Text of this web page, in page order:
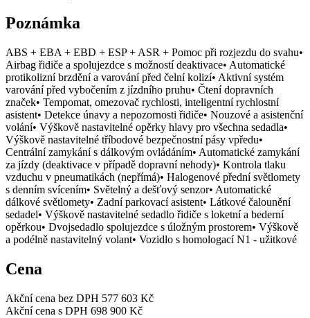
Poznámka
ABS + EBA + EBD + ESP + ASR + Pomoc při rozjezdu do svahu•
Airbag řidiče a spolujezdce s možností deaktivace• Automatické
protikolizní brzdění a varování před čelní kolizí• Aktivní systém
varování před vybočením z jízdního pruhu• Čtení dopravních
značek• Tempomat, omezovač rychlosti, inteligentní rychlostní
asistent• Detekce únavy a nepozornosti řidiče• Nouzové a asistenční
volání• Výškově nastavitelné opěrky hlavy pro všechna sedadla•
Výškově nastavitelné tříbodové bezpečnostní pásy vpředu•
Centrální zamykání s dálkovým ovládáním• Automatické zamykání
za jízdy (deaktivace v případě dopravní nehody)• Kontrola tlaku
vzduchu v pneumatikách (nepřímá)• Halogenové přední světlomety
s denním svícením• Světelný a dešťový senzor• Automatické
dálkové světlomety• Zadní parkovací asistent• Látkové čalounění
sedadel• Výškově nastavitelné sedadlo řidiče s loketní a bederní
opěrkou• Dvojsedadlo spolujezdce s úložným prostorem• Výškově
a podélně nastavitelný volant• Vozidlo s homologací N1 - užitkové
Cena
Akční cena bez DPH 577 603 Kč
Akční cena s DPH 698 900 Kč